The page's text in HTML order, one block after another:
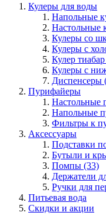
Кулеры для воды
Напольные
Настольные
Кулеры со
Кулеры с
Кулер
Кулеры с
Диспенсеры
Пурифайеры
Настольные
Напольные
Фильтры к
Аксессуары
Подставки
Бутыли и
Помпы (33)
Держатели
Ручки для
Питьевая вода
Скидки и акции